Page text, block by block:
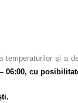
temperaturilor și a
06:00, cu